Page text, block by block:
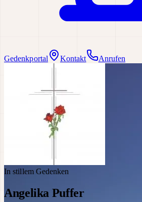
Gedenkportal Kontakt Anrufen
In stillem Gedenken
Angelika Puffer